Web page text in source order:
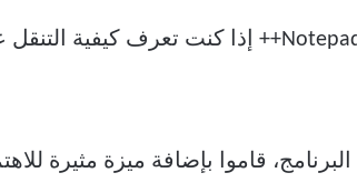
قاموا بإضافة ميزة مثيرة